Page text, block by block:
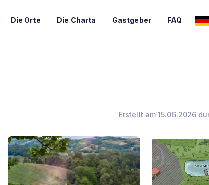
Die Orte Die Charta Gastgeber FAQ
Erstellt am 15.06.2026